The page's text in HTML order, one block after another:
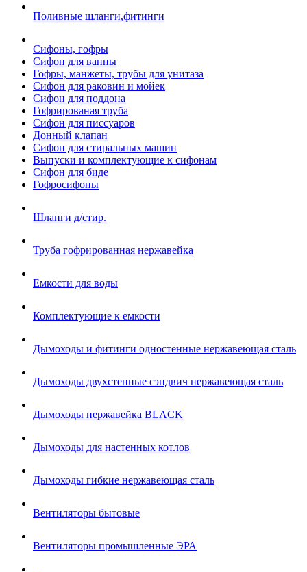
Поливные шланги,фитинги
Сифоны, гофры
Сифон для ванны
Гофры, манжеты, трубы для унитаза
Сифон для раковин и мойек
Сифон для поддона
Гофрированая труба
Сифон для писсуаров
Донный клапан
Сифон для стиральных машин
Выпуски и комплектующие к сифонам
Сифон для биде
Гофросифоны
Шланги д/стир.
Труба гофрированная нержавейка
Емкости для воды
Комплектующие к емкости
Дымоходы и фитинги одностенные нержавеющая сталь
Дымоходы двухстенные сэндвич нержавеющая сталь
Дымоходы нержавейка BLACK
Дымоходы для настенных котлов
Дымоходы гибкие нержавеющая сталь
Вентиляторы бытовые
Вентиляторы промышленные ЭРА